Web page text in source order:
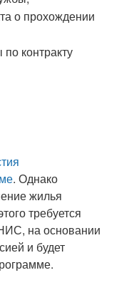
о прохождении
контракту
. Однако
жилья
требуется
на основании
и будет